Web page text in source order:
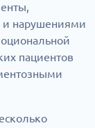
и нарушениями
пациентов